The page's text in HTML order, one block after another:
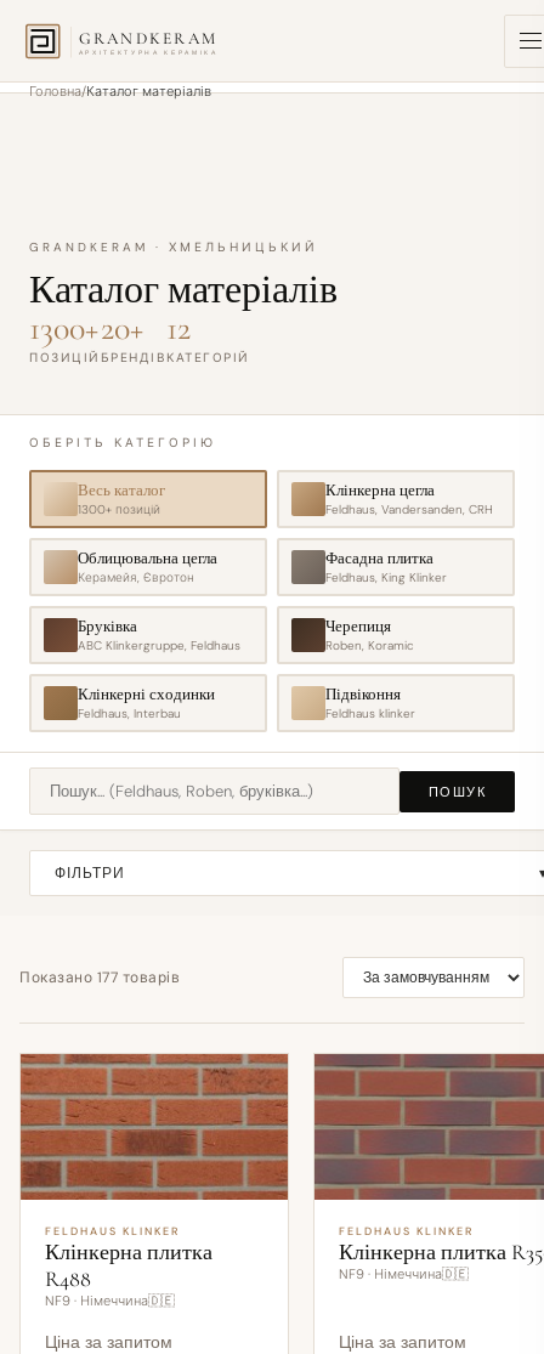
GRANDKERAM
АРХІТЕКТУРНА КЕРАМІКА
Головна Каталог матеріалів
GRANDKERAM · ХМЕЛЬНИЦЬКИЙ
Каталог матеріалів
1300+
ПОЗИЦІЙ
20+
БРЕНДІВ
12
КАТЕГОРІЙ
ОБЕРІТЬ КАТЕГОРІЮ
Весь каталог
1300+позицій
Клінкерна цегла
Feldhaus, Vandersanden, CRH
Облицювальна цегла
Керамейя, Євротон
Фасадна плитка
Feldhaus, King Klinker
Бруківка
ABC Klinkergruppe, Feldhaus
Черепиця
Roben, Koramic
Клінкерні сходинки
Feldhaus, Interbau
Підвіконня
Feldhaus klinker
ПОШУК
ФІЛЬТРИ
Показано 177 товарів
FELDHAUS KLINKER
Клінкерна плитка
R488
NF9 · Німеччина🇩🇪
Ціна за запитом
FELDHAUS KLINKER
Клінкерна плитка
NF9 · Німеччина🇩🇪
Ціна за запитом